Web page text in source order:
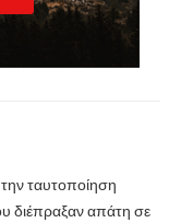
ταυτοποίηση
διέπραξαν απάτη σε